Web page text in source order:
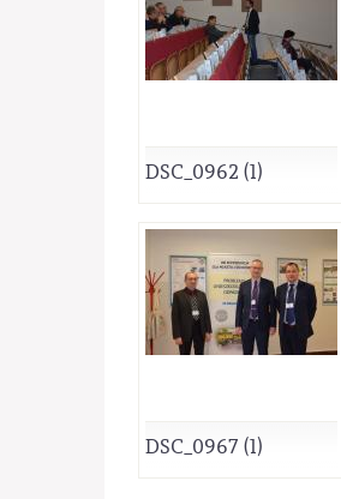
DSC_0962 (1)
DSC_0967 (1)